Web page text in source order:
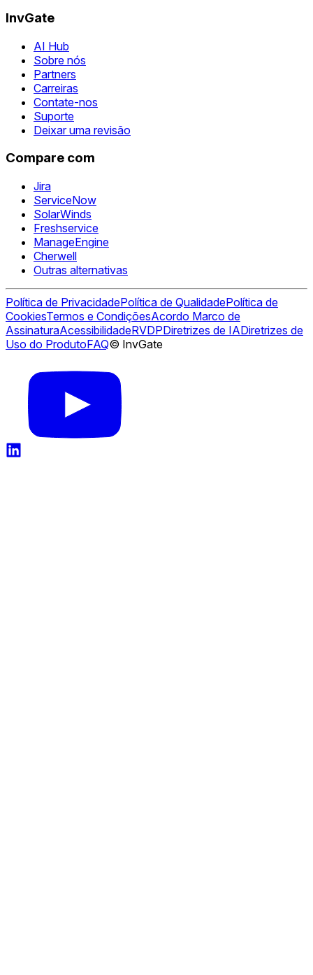
InvGate
AI Hub
Sobre nós
Partners
Carreiras
Contate-nos
Suporte
Deixar uma revisão
Compare com
Jira
ServiceNow
SolarWinds
Freshservice
ManageEngine
Cherwell
Outras alternativas
Política de PrivacidadePolítica de QualidadePolítica de
CookiesTermos e CondiçõesAcordo Marco de
AssinaturaAcessibilidadeRVDPDiretrizes de IADiretrizes de
Uso do ProdutoFAQ© InvGate